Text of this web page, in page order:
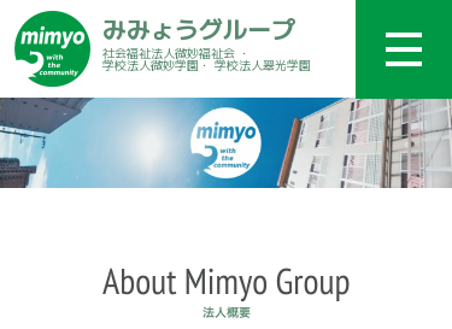
みみょうグループ
社会福祉法人微妙福祉会 ・
学校法人微妙学園・ 学校法人翠光学園